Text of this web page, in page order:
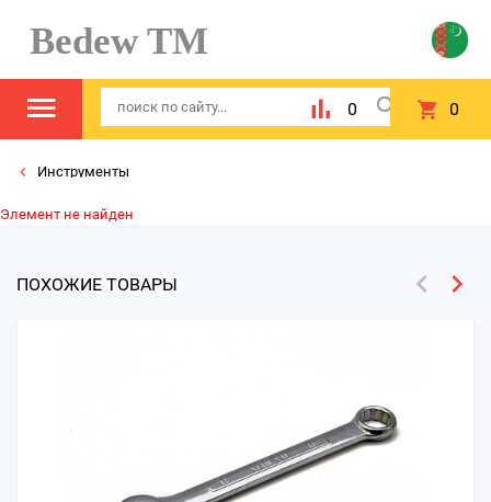
Bedew TM
0 0
Инструменты
Элемент не найден
ПОХОЖИЕ ТОВАРЫ